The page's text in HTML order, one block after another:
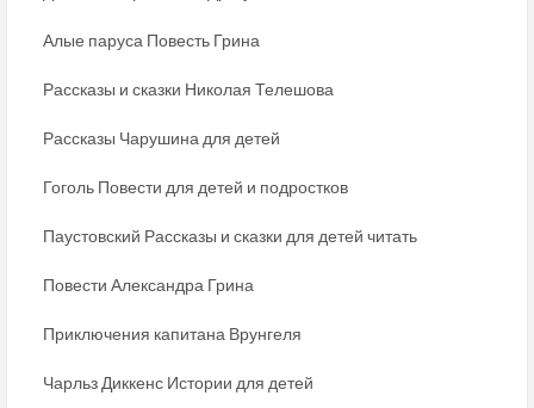
Алые паруса Повесть Грина
Рассказы и сказки Николая Телешова
Рассказы Чарушина для детей
Гоголь Повести для детей и подростков
Паустовский Рассказы и сказки для детей читать
Повести Александра Грина
Приключения капитана Врунгеля
Чарльз Диккенс Истории для детей